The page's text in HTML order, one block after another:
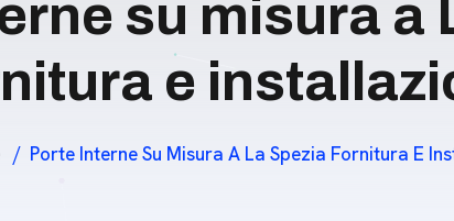
su misura a
e
Porte Interne Su Misura A La Spezia Fornitura E